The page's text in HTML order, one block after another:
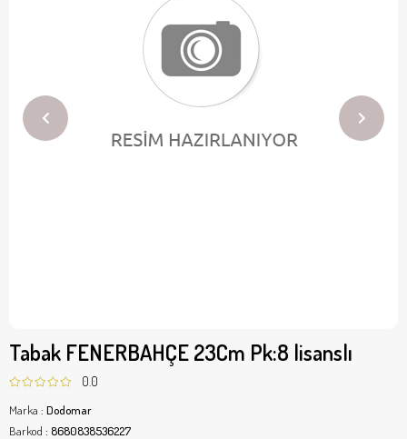
Tabak FENERBAHÇE 23Cm Pk:8 lisanslı
0.0
Marka : Dodomar
Barkod : 8680838536227